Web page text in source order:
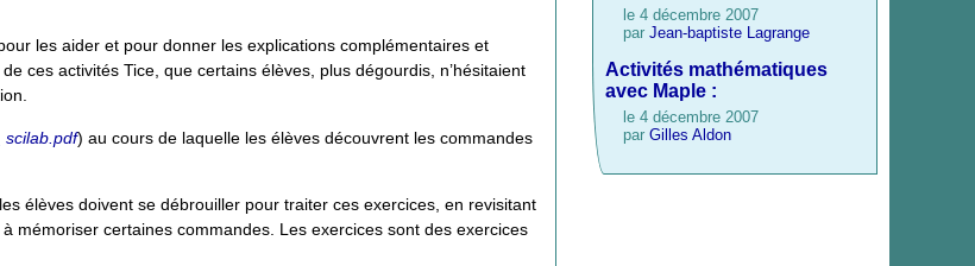
les aider et pour donner les explications complémentaires et
ces activités Tice, que certains élèves, plus dégourdis, n’hésitaient
scilab.pdf) au cours de laquelle les élèves découvrent les commandes
élèves doivent se débrouiller pour traiter ces exercices, en revisitant
mémoriser certaines commandes. Les exercices sont des exercices
le 4 décembre 2007
par Jean-baptiste Lagrange
Activités mathématiques
avec Maple :
le 4 décembre 2007
par Gilles Aldon